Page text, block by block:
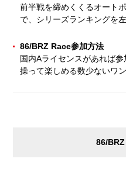
前半戦を締めくくるオート
で、シリーズランキングを
86/BRZ Race参加方法
国内Aライセンスがあれば
操って楽しめる数少ないワ
86/